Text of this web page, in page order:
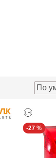
-27 %